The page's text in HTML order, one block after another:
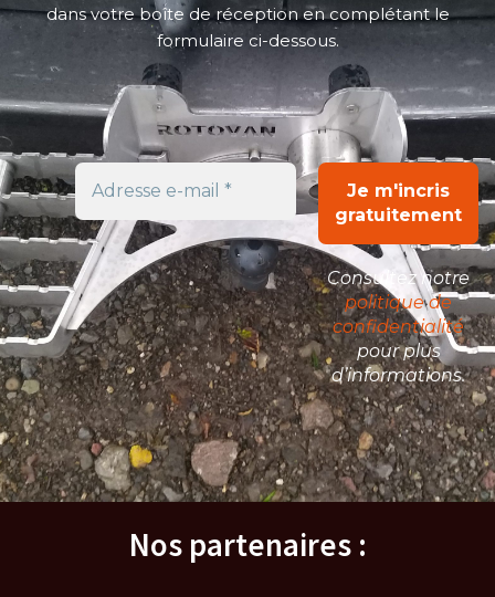
dans votre boîte de réception en complétant le
formulaire ci-dessous.
Consultez notre
politique de
confidentialité
pour plus
d’informations.
Nos partenaires :